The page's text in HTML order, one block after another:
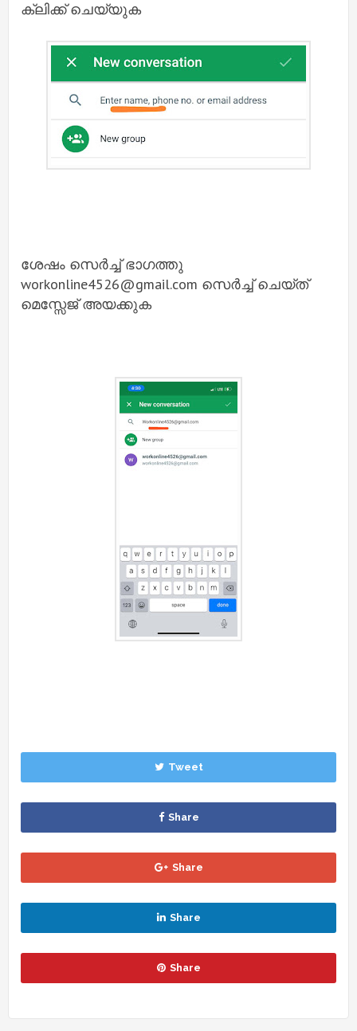
ക്ലിക്ക് ചെയ്യുക
ശേഷം സെർച്ച് ഭാഗത്തു
workonline4526@gmail.com സെർച്ച് ചെയ്ത്
മെസ്സേജ് അയക്കുക
Tweet
Share
Share
Share
Share